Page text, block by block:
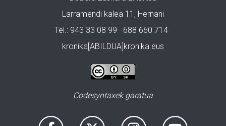
Larramendi kalea 11, Hernani
Tel.: 943 33 08 99 · 688 660 714 ·
kronika[ABILDUA]kronika.eus
Codesyntaxek garatua